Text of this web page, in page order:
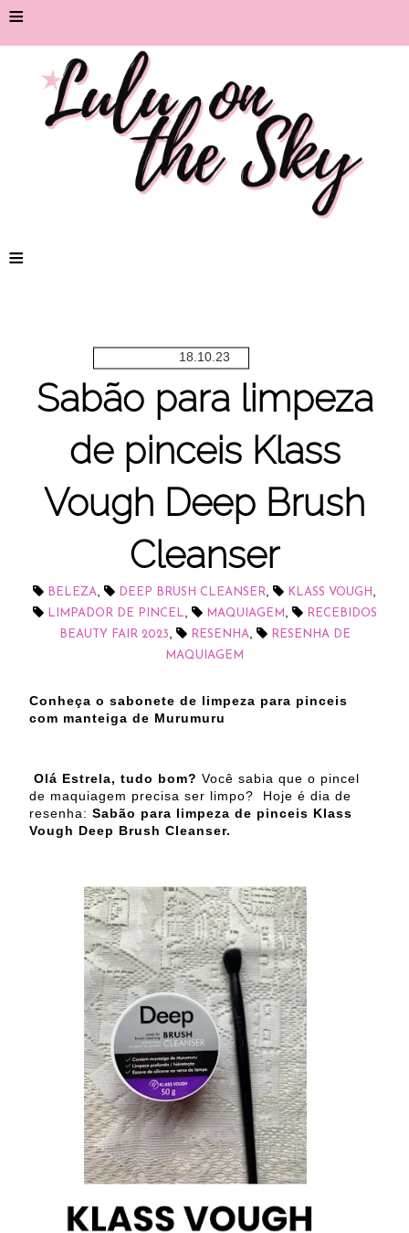
≡
≡
18.10.23
Sabão para limpeza
de pinceis Klass
Vough Deep Brush
Cleanser
BELEZA, DEEP BRUSH CLEANSER, KLASS VOUGH ,
LIMPADOR DE PINCEL, MAQUIAGEM ,
RECEBIDOS
BEAUTY FAIR 2023, RESENHA,
RESENHA DE
MAQUIAGEM
Conheça o sabonete de limpeza para pinceis
com manteiga de Murumuru
Olá Estrela, tudo bom? Você sabia que o pincel
de maquiagem precisa ser limpo?
Hoje é dia de
resenha: Sabão para limpeza de pinceis Klass
Vough Deep Brush Cleanser.